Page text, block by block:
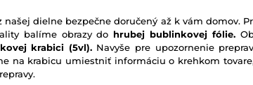
našej dielne bezpečne doručený až k vám domov.
balíme obrazy do hrubej bublinkovej fólie.
krabici (5vl).Navyše pre upozornenie
na krabicu umiestniť informáciu o krehkom